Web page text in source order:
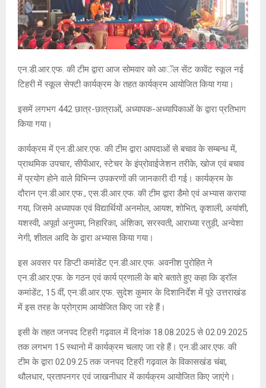
एन.डी.आर.एफ. की टीम द्वारा आज सोमवार को आॅल सेंट कावेंट स्कूल नई
टिहरी में स्कूल सेफ्टी कार्यक्रम के तहत कार्यक्रम आयोजित किया गया।
इसमें लगभग 442 छात्र-छात्राओं, अध्यापक-अध्यापिकाओं के द्वारा प्रतिभाग
किया गया।
कार्यक्रम में एन.डी.आर.एफ. की टीम द्वारा आपदाओं से बचाव के सम्बन्ध में,
प्राथमिक उपचार, सीपीआर, स्टेचर के इंप्रोवाईजेशन तरीके, खोज एवं बचाव
में प्रयोग होने वाले विभिन्न उपकरणों की जानकारी दी गई। कार्यक्रम के
दौरान एन.डी.आर.एफ., एस.डी.आर.एफ. की टीम द्वारा डैमो एवं अभ्यास कराया
गया, जिसमे अध्यापक एवं विद्यार्थियों अनमोल, आयश, शोभित, कृशाली, अयांशी,
यशस्वी, अपूर्वा अनुपमा, निहारिका, अंशिका, सरस्वती, आराध्या रतुड़ी, अन्वेशा
नेगी, शीतल आदि के द्वारा अभ्यास किया गया।
इस अवसर पर डिप्टी कमांडेंट एन.डी.आर.एफ. अवनीश पुरोहित ने
एन.डी.आर.एफ. के गठन एवं कार्य प्रणाली के बारे बताते हुए कहा कि ड्रॉल
कमांडेंट, 15 वीं, एन.डी.आर.एफ. सुदेश कुमार के दिशानिर्देश में पूरे उत्तराखंड
में इस तरह के प्रोग्राम आयोजित किए जा रहे हैं।
इसी के तहत जनपद टिहरी गढ़वाल में दिनांक 18.08.2025 से 02.09.2025
तक लगभग 15 स्थानो में कार्यक्रम चलाए जा रहे हैं। एन.डी.आर.एफ. की
टीम के द्वारा 02.09.25 तक जनपद टिहरी गढ़वाल के विकासखंड चंबा,
थौलधार, प्रतापनगर एवं जाखनीधार में कार्यक्रम आयोजित किए जाएंगे।